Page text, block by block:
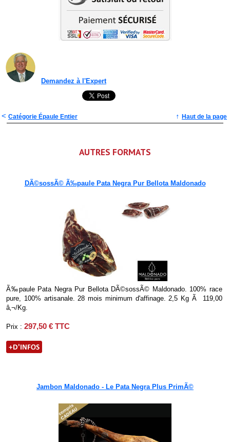
Demandez à l'Expert
< Catégorie Épaule Entier ↑Haut de la page
AUTRES FORMATS
DÃ©sossÃ© Ã‰paule Pata Negra Pur Bellota Maldonado
Ã‰paule Pata Negra Pur Bellota DÃ©sossÃ© Maldonado. 100% race
pure, 100% artisanale. 28 mois minimum d'affinage. 2,5 Kg Ã 119,00
â‚¬/Kg.
Prix : 297,50 € TTC
Jambon Maldonado - Le Pata Negra Plus PrimÃ©